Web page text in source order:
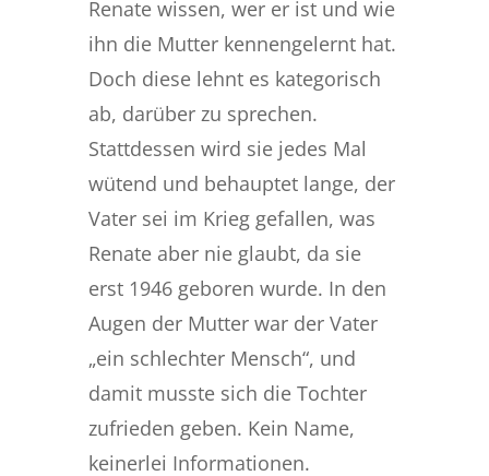
Renate wissen, wer er ist und wie
ihn die Mutter kennengelernt hat.
Doch diese lehnt es kategorisch
ab, darüber zu sprechen.
Stattdessen wird sie jedes Mal
wütend und behauptet lange, der
Vater sei im Krieg gefallen, was
Renate aber nie glaubt, da sie
erst 1946 geboren wurde. In den
Augen der Mutter war der Vater
„ein schlechter Mensch“, und
damit musste sich die Tochter
zufrieden geben. Kein Name,
keinerlei Informationen.